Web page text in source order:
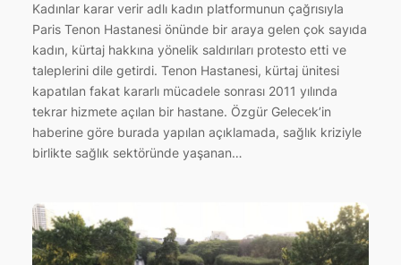
Kadınlar karar verir adlı kadın platformunun çağrısıyla
Paris Tenon Hastanesi önünde bir araya gelen çok sayıda
kadın, kürtaj hakkına yönelik saldırıları protesto etti ve
taleplerini dile getirdi. Tenon Hastanesi, kürtaj ünitesi
kapatılan fakat kararlı mücadele sonrası 2011 yılında
tekrar hizmete açılan bir hastane. Özgür Gelecek’in
haberine göre burada yapılan açıklamada, sağlık kriziyle
birlikte sağlık sektöründe yaşanan…